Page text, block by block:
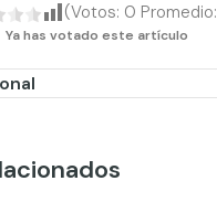
(Votos: 0 Promedio:
Ya has votado este artículo